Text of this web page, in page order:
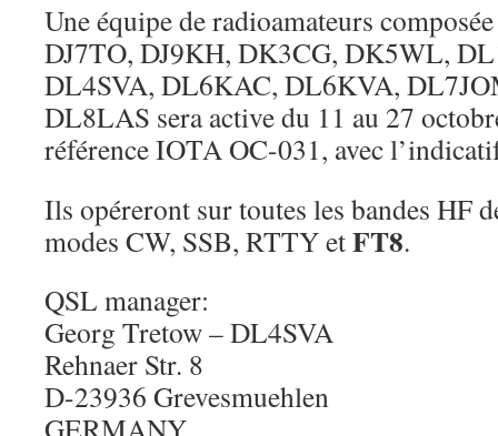
Une équipe de radioamateurs
DJ7TO, DJ9KH, DK3CG, DK5WL,
DL4SVA, DL6KAC, DL6KVA,
DL8LAS sera active du 11 au 27
référence IOTA OC-031, avec
Ils opéreront sur toutes les bandes HF
modes CW, SSB, RTTY etFT8.
QSL manager:
Georg Tretow – DL4SVA
Rehnaer Str. 8
D-23936 Grevesmuehlen
GERMANY